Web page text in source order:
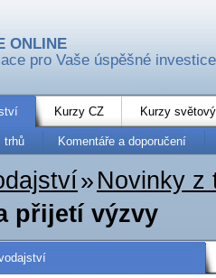
ONLINE
pro Vaše úspěšné investice
Kurzy CZ Kurzy
trhů Komentáře a doporučení
» Novinky z
přijetí výzvy